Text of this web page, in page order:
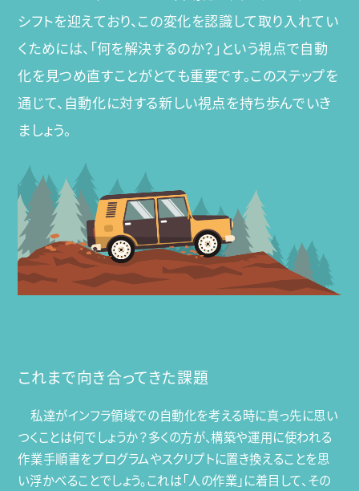
シフトを迎えており、この変化を認識して取り入れてい
くためには、「何を解決するのか？」という視点で自動
化を見つめ直すことがとても重要です。このステップを
通じて、自動化に対する新しい視点を持ち歩んでいき
ましょう。
これまで向き合ってきた課題
私達がインフラ領域での自動化を考える時に真っ先に思い
つくことは何でしょうか？多くの方が、構築や運用に使われる
作業手順書をプログラムやスクリプトに置き換えることを思
い浮かべることでしょう。これは「人の作業」に着目して、その